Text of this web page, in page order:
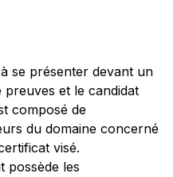
se présenter devant un
preuves et le candidat
composé de
du domaine concerné
visé.
possède les